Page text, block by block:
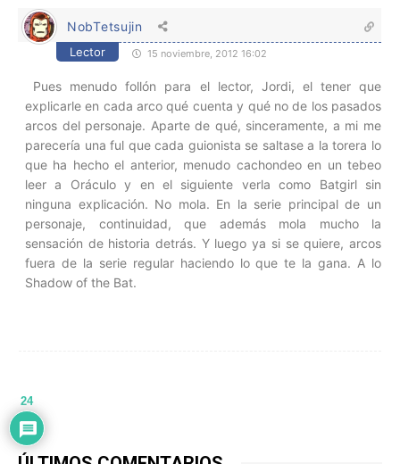
NobTetsujin
Lector 15 noviembre, 2012 16:02
Pues menudo follón para el lector, Jordi, el tener que
explicarle en cada arco qué cuenta y qué no de los pasados
arcos del personaje. Aparte de qué, sinceramente, a mi me
parecería una ful que cada guionista se saltase a la torera lo
que ha hecho el anterior, menudo cachondeo en un tebeo
leer a Oráculo y en el siguiente verla como Batgirl sin
ninguna explicación. No mola. En la serie principal de un
personaje, continuidad, que además mola mucho la
sensación de historia detrás. Y luego ya si se quiere, arcos
fuera de la serie regular haciendo lo que te la gana. A lo
Shadow of the Bat.
24